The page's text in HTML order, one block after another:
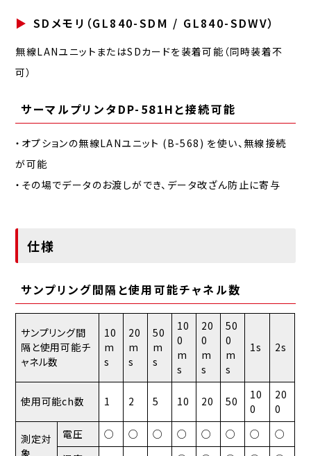
SDメモリ（GL840-SDM / GL840-SDWV）
無線LANユニットまたはSDカードを装着可能（同時装着不
可）
サーマルプリンタDP-581Hと接続可能
・オプションの無線LANユニット (B-568) を使い、無線接続
が可能
・その場でデータのお渡しができ、データ改ざん防止に寄与
仕様
サンプリング間隔と使用可能チャネル数
サンプリング間
隔と使用可能チ
ャネル数
10
m
s
20
m
s
50
m
s
10
0
m
s
20
0
m
s
50
0
m
s
1s 2s
使用可能ch数 1 2 5 10 20 50
10
0
20
0
測定対
象
電圧 ○ ○ ○ ○ ○ ○ ○
○